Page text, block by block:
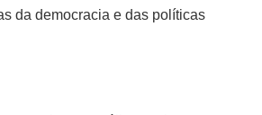
da democracia e das políticas